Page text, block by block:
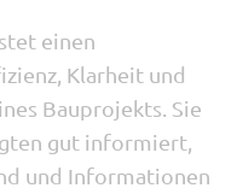
einen
Klarheit und
Bauprojekts. Sie
gut informiert,
und Informationen